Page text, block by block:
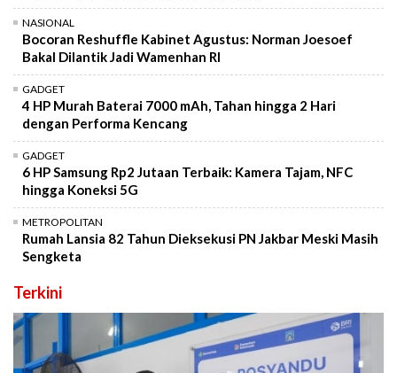
NASIONAL
Bocoran Reshuffle Kabinet Agustus: Norman Joesoef
Bakal Dilantik Jadi Wamenhan RI
GADGET
4 HP Murah Baterai 7000 mAh, Tahan hingga 2 Hari
dengan Performa Kencang
GADGET
6 HP Samsung Rp2 Jutaan Terbaik: Kamera Tajam, NFC
hingga Koneksi 5G
METROPOLITAN
Rumah Lansia 82 Tahun Dieksekusi PN Jakbar Meski Masih
Sengketa
Terkini